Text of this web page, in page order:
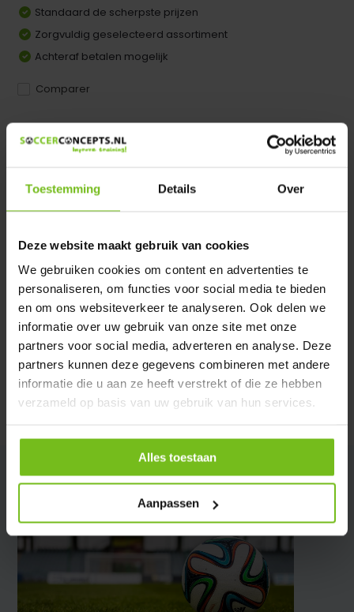
Toestemming Details Over
Deze website maakt gebruik van cookies
We gebruiken cookies om content en advertenties te
personaliseren, om functies voor social media te bieden
en om ons websiteverkeer te analyseren. Ook delen we
informatie over uw gebruik van onze site met onze
partners voor social media, adverteren en analyse. Deze
partners kunnen deze gegevens combineren met andere
informatie die u aan ze heeft verstrekt of die ze hebben
verzameld op basis van uw gebruik van hun services.
Alles toestaan
Aanpassen
Standaard de scherpste prijzen
Zorgvuldig geselecteerd assortiment
Achteraf betalen mogelijk
Comparer
Dir product is beschikbaar in de volgende varianten:
We helpen u graag met meer informatie
Verstuur email
Description du produit
Spécifications
Évaluations